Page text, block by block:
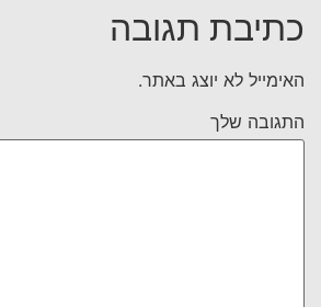
כתיבת תגובה
האימייל לא יוצג באתר.
התגובה שלך